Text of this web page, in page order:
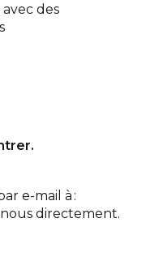
des
e-mail à :
directement.